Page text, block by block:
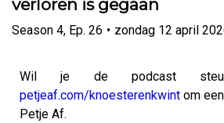
verloren is gegaan
Season 4, Ep. 26 • zondag 12 april
Wil je de podcast
petjeaf.com/knoesterenkwint om
Petje Af.